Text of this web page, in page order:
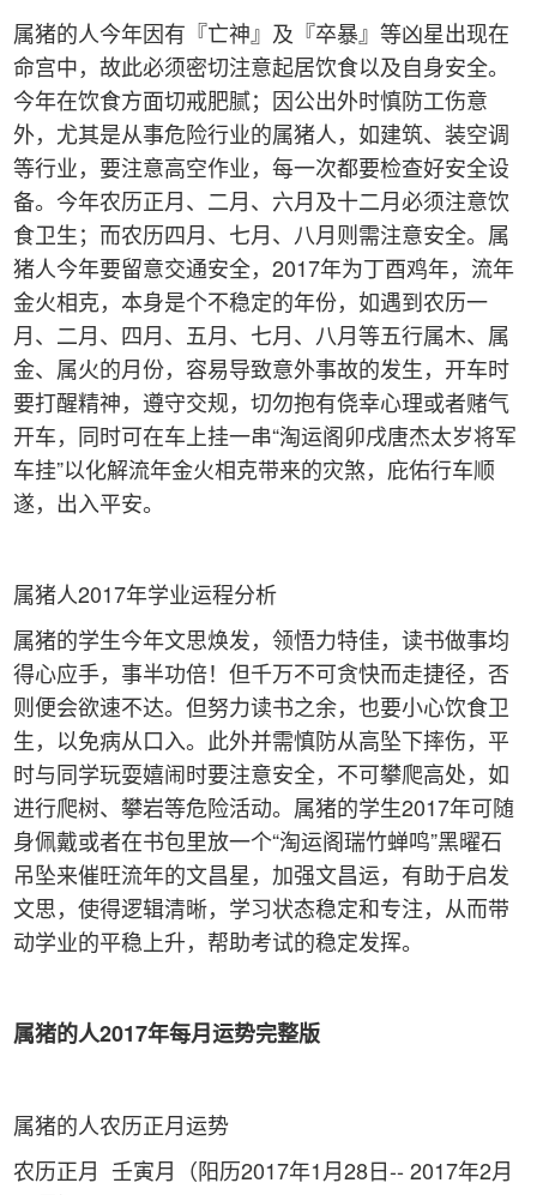
属猪的人今年因有『亡神』及『卒暴』等凶星出现在
命宫中，故此必须密切注意起居饮食以及自身安全。
今年在饮食方面切戒肥腻；因公出外时慎防工伤意
外，尤其是从事危险行业的属猪人，如建筑、装空调
等行业，要注意高空作业，每一次都要检查好安全设
备。今年农历正月、二月、六月及十二月必须注意饮
食卫生；而农历四月、七月、八月则需注意安全。属
猪人今年要留意交通安全，2017年为丁酉鸡年，流年
金火相克，本身是个不稳定的年份，如遇到农历一
月、二月、四月、五月、七月、八月等五行属木、属
金、属火的月份，容易导致意外事故的发生，开车时
要打醒精神，遵守交规，切勿抱有侥幸心理或者赌气
开车，同时可在车上挂一串“淘运阁卯戌唐杰太岁将军
车挂”以化解流年金火相克带来的灾煞，庇佑行车顺
遂，出入平安。
属猪人2017年学业运程分析
属猪的学生今年文思焕发，领悟力特佳，读书做事均
得心应手，事半功倍！但千万不可贪快而走捷径，否
则便会欲速不达。但努力读书之余，也要小心饮食卫
生，以免病从口入。此外并需慎防从高坠下摔伤，平
时与同学玩耍嬉闹时要注意安全，不可攀爬高处，如
进行爬树、攀岩等危险活动。属猪的学生2017年可随
身佩戴或者在书包里放一个“淘运阁瑞竹蝉鸣”黑曜石
吊坠来催旺流年的文昌星，加强文昌运，有助于启发
文思，使得逻辑清晰，学习状态稳定和专注，从而带
动学业的平稳上升，帮助考试的稳定发挥。
属猪的人2017年每月运势完整版
属猪的人农历正月运势
农历正月 壬寅月（阳历2017年1月28日-- 2017年2月